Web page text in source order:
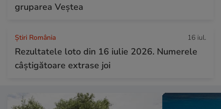
gruparea Veștea
Știri România 16 iul.
Rezultatele loto din 16 iulie 2026. Numerele
câștigătoare extrase joi